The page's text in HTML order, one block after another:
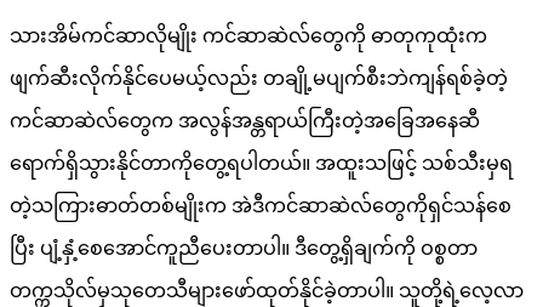
သားအိမ်ကင်ဆာလိုမျိုး ကင်ဆာဆဲလ်တွေကို ဓာတုကုထုံးက
ဖျက်ဆီးလိုက်နိုင်ပေမယ့်လည်း တချို့မပျက်စီးဘဲကျန်ရစ်ခဲ့တဲ့
ကင်ဆာဆဲလ်တွေက အလွန်အန္တရာယ်ကြီးတဲ့အခြေအနေဆီ
ရောက်ရှိသွားနိုင်တာကိုတွေ့ရပါတယ်။ အထူးသဖြင့် သစ်သီးမှရ
တဲ့သကြားဓာတ်တစ်မျိုးက အဲဒီကင်ဆာဆဲလ်တွေကိုရှင်သန်စေ
ပြီး ပျံ့နှံ့စေအောင်ကူညီပေးတာပါ။ ဒီတွေ့ရှိချက်ကို ဝစ္စတာ
တက္ကသိုလ်မှသုတေသီများဖော်ထုတ်နိုင်ခဲ့တာပါ။ သူတို့ရဲ့လေ့လာ